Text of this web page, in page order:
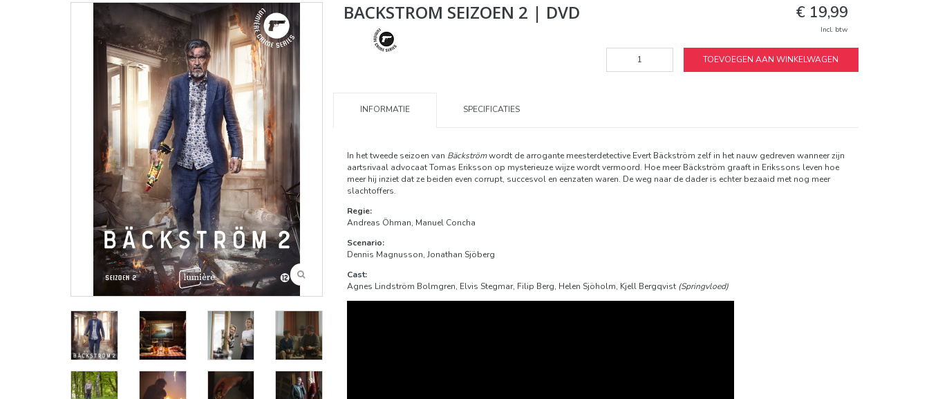
BACKSTROM SEIZOEN 2 | DVD € 19,99
Incl. btw
TOEVOEGEN AAN WINKELWAGEN
INFORMATIE SPECIFICATIES
In het tweede seizoen van Bäckströmwordt de arrogante meesterdetective Evert Bäckström zelf in het nauw gedreven wanneer zijn
aartsrivaal advocaat Tomas Eriksson op mysterieuze wijze wordt vermoord. Hoe meer Bäckström graaft in Erikssons leven hoe
meer hij inziet dat ze beiden even corrupt, succesvol en eenzaten waren. De weg naar de dader is echter bezaaid met nog meer
slachtoffers.
Regie:
Andreas Öhman, Manuel Concha
Scenario:
Dennis Magnusson, Jonathan Sjöberg
Cast:
Agnes Lindström Bolmgren, Elvis Stegmar, Filip Berg, Helen Sjöholm, Kjell Bergqvist (Springvloed)